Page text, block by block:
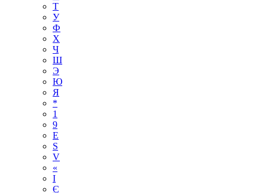
Т
У
Ф
Х
Ч
Ш
Э
Ю
Я
*
1
9
E
S
V
«
І
Є